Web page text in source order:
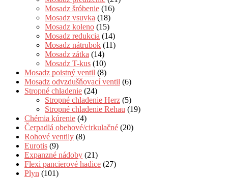
Mosadz šróbenie (16)
Mosadz vsuvka (18)
Mosadz koleno (15)
Mosadz redukcia (14)
Mosadz nátrubok (11)
Mosadz zátka (14)
Mosadz T-kus (10)
Mosadz poistný ventil (8)
Mosadz odvzdušňovací ventil (6)
Stropné chladenie (24)
Stropné chladenie Herz (5)
Stropné chladenie Rehau (19)
Chémia kúrenie (4)
Čerpadlá obehové/cirkulačné (20)
Rohové ventily (8)
Eurotis (9)
Expanzné nádoby (21)
Flexi pancierové hadice (27)
Plyn (101)